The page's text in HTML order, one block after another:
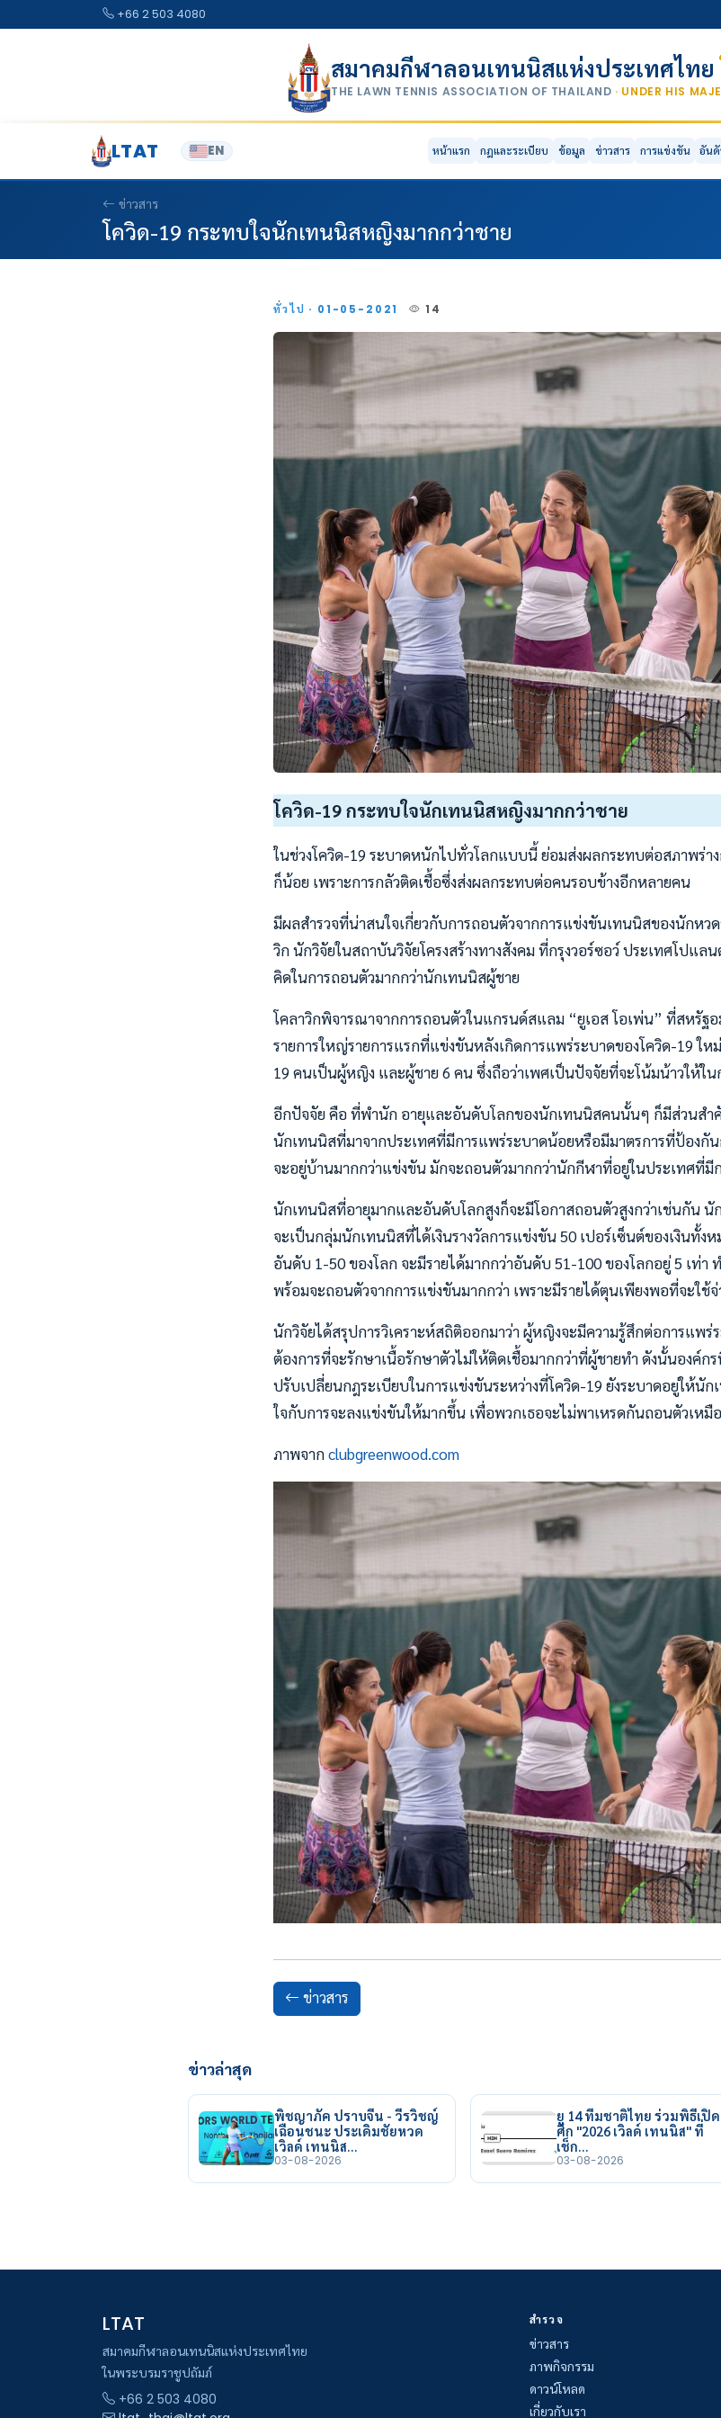
+66 2 503 4080
สมาคมกีฬาลอนเทนนิสแห่งประเทศไทย
THE LAWN TENNIS ASSOCIATION OF THAILAND · UNDER HIS
LTAT EN หน้าแรก กฎและระเบียบ ข้อมูล ข่าวสาร การแข่งขัน อัน
ข่าวสาร
โควิด-19 กระทบใจนักเทนนิสหญิงมากกว่าชาย
ทั่วไป · 01-05-2021 14
โควิด-19 กระทบใจนักเทนนิสหญิงมากกว่าชาย
ในช่วงโควิด-19 ระบาดหนักไปทั่วโลกแบบนี้ ย่อมส่งผลกระทบต่อสภาพร่า
ก็น้อย เพราะการกลัวติดเชื้อซึ่งส่งผลกระทบต่อคนรอบข้างอีกหลายคน
มีผลสำรวจที่น่าสนใจเกี่ยวกับการถอนตัวจากการแข่งขันเทนนิสของนักหว
วิก นักวิจัยในสถาบันวิจัยโครงสร้างทางสังคม ที่กรุงวอร์ซอว์ ประเทศโปแ
คิดในการถอนตัวมากกว่านักเทนนิสผู้ชาย
โคลาวิกพิจารณาจากการถอนตัวในแกรนด์สแลม “ยูเอส โอเพ่น” ที่สหรัฐ
รายการใหญ่รายการแรกที่แข่งขันหลังเกิดการแพร่ระบาดของโควิด-19
19 คนเป็นผู้หญิง และผู้ชาย 6 คน ซึ่งถือว่าเพศเป็นปัจจัยที่จะโน้มน้าวให้ใ
อีกปัจจัย คือ ที่พำนัก อายุและอันดับโลกของนักเทนนิสคนนั้นๆ ก็มีส่วนสำ
นักเทนนิสที่มาจากประเทศที่มีการแพร่ระบาดน้อยหรือมีมาตรการที่ป้องกั
จะอยู่บ้านมากกว่าแข่งขัน มักจะถอนตัวมากกว่านักกีฬาที่อยู่ในประเทศที่มี
นักเทนนิสที่อายุมากและอันดับโลกสูงก็จะมีโอกาสถอนตัวสูงกว่าเช่นกัน
จะเป็นกลุ่มนักเทนนิสที่ได้เงินรางวัลการแข่งขัน 50 เปอร์เซ็นต์ของเงินทั้
อันดับ 1-50 ของโลก จะมีรายได้มากกว่าอันดับ 51-100 ของโลกอยู่ 5 เท่
พร้อมจะถอนตัวจากการแข่งขันมากกว่า เพราะมีรายได้ตุนเพียงพอที่จะใช้
นักวิจัยได้สรุปการวิเคราะห์สถิติออกมาว่า ผู้หญิงจะมีความรู้สึกต่อการแพร่
ต้องการที่จะรักษาเนื้อรักษาตัวไม่ให้ติดเชื้อมากกว่าที่ผู้ชายทำ ดังนั้นองค์ก
ปรับเปลี่ยนกฎระเบียบในการแข่งขันระหว่างที่โควิด-19 ยังระบาดอยู่ให้
ใจกับการจะลงแข่งขันให้มากขึ้น เพื่อพวกเธอจะไม่พาเหรดกันถอนตัวเห
ภาพจากclubgreenwood.com
ข่าวสาร
ข่าวล่าสุด
พิชญาภัค ปราบจีน - วีรวิชญ์
เฉือนชนะ ประเดิมชัยหวด
เวิลด์ เทนนิส…
03-08-2026
ยู 14 ทีมชาติไทย ร่วมพิธีเปิด
ศึก "2026 เวิลด์ เทนนิส" ที่
เช็ก…
03-08-2026
LTAT
สมาคมกีฬาลอนเทนนิสแห่งประเทศไทย
ในพระบรมราชูปถัมภ์
+66 2 503 4080
สำรวจ
ข่าวสาร
ภาพกิจกรรม
ดาวน์โหลด
เกี่ยวกับเรา